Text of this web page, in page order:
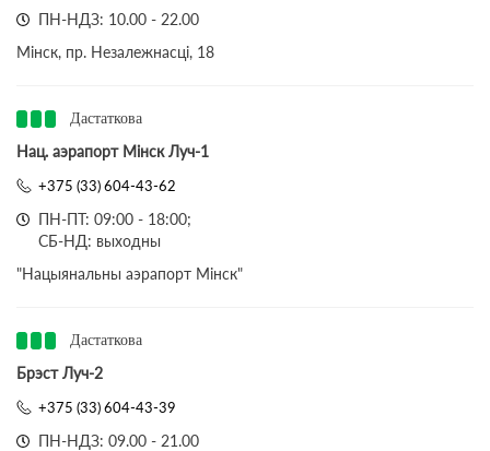
ПН-НДЗ: 10.00 - 22.00
Мінск, пр. Незалежнасці, 18
Дастаткова
Нац. аэрапорт Мінск Луч-1
+375 (33) 604-43-62
ПН-ПТ: 09:00 - 18:00;
СБ-НД: выходны
"Нацыянальны аэрапорт Мінск"
Дастаткова
Брэст Луч-2
+375 (33) 604-43-39
ПН-НДЗ: 09.00 - 21.00